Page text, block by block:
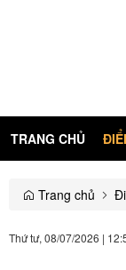
TRANG CHỦ
Trang chủ
Thứ tư, 08/07/2026 |